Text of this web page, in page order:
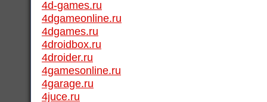
4d-games.ru
4dgameonline.ru
4dgames.ru
4droidbox.ru
4droider.ru
4gamesonline.ru
4garage.ru
4juce.ru